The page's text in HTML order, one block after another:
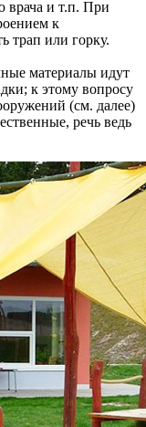
врача и т.п. При
к
трап или горку.
материалы идут
к этому вопросу
(см. далее)
речь ведь